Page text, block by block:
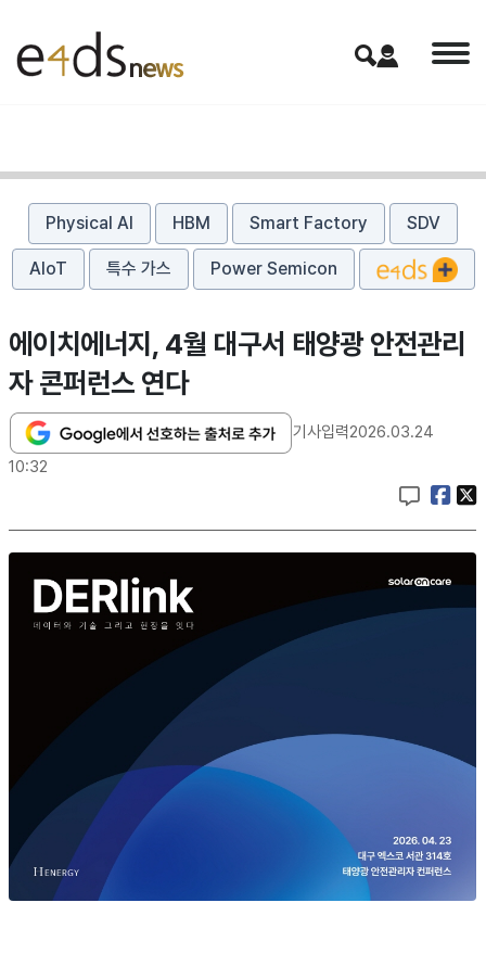
Physical AI HBM Smart Factory SDV
AIoT 특수 가스 Power Semicon
에이치에너지, 4월 대구서 태양광 안전관리
자 콘퍼런스 연다
기사입력2026.03.24
10:32